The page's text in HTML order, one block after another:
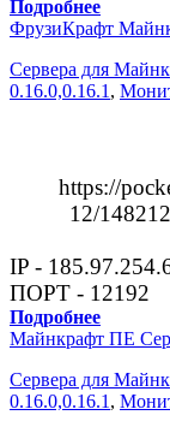
Подробнее
ФрузиКрафт
Сервера для
0.16.0,0.16.1 ,
https://
12/
IP -
ПОРТ - 12192
Подробнее
Майнкрафт ПЕ
Сервера для
0.16.0,0.16.1 ,